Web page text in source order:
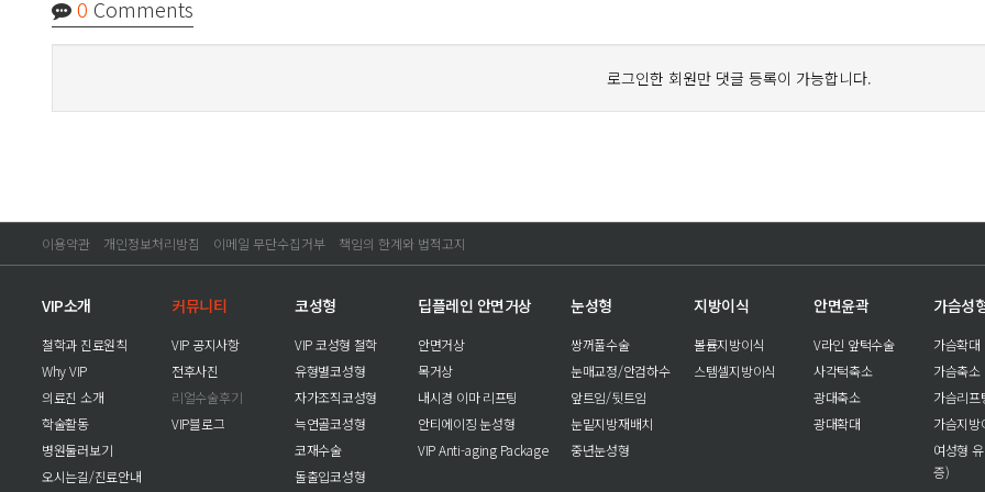
0 Comments
로그인한 회원만 댓글 등록이 가능합니다.
이용약관 개인정보처리방침 이메일 무단수집거부 책임의 한계와 법적고지
VIP소개
철학과 진료원칙
Why VIP
의료진 소개
학술활동
병원둘러보기
오시는길/진료안내
커뮤니티
VIP 공지사항
전후사진
리얼수술후기
VIP블로그
코성형
VIP 코성형 철학
유형별코성형
자가조직코성형
늑연골코성형
코재수술
돌출입코성형
딥플레인 안면거상
안면거상
목거상
내시경 이마 리프팅
안티에이징 눈성형
VIP Anti-aging Package
눈성형
쌍꺼풀수술
눈매교정/안검하수
앞트임/뒷트임
눈밑지방재배치
중년눈성형
지방이식
볼륨지방이식
스템셀지방이식
안면윤곽
V라인 앞턱수술
사각턱축소
광대축소
광대확대
가슴성
가슴확대
가슴축소
가슴리프
가슴지방
여성형
증)